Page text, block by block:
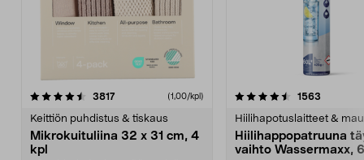
3817arvostelut (1,00/kpl)
Keittiön puhdistus & tiskaus
Mikrokuituliina 32 x 31 cm, 4
kpl
4.5viidestä
1563
Hiilihapotuslaitteet &
Hiilihappopatruuna
vaihto Wassermaxx,
4.5viidestä